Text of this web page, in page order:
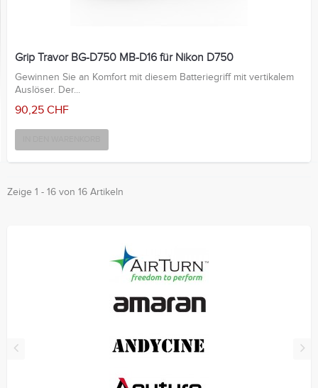
Grip Travor BG-D750 MB-D16 für Nikon D750
Gewinnen Sie an Komfort mit diesem Batteriegriff mit vertikalem
Auslöser. Der...
90,25 CHF
Zeige 1 - 16 von 16 Artikeln